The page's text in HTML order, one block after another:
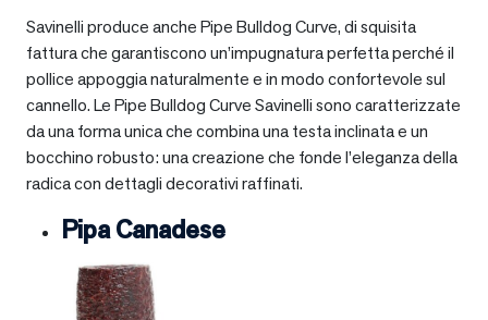
Savinelli produce anche Pipe Bulldog Curve, di squisita
fattura che garantiscono un’impugnatura perfetta perché il
pollice appoggia naturalmente e in modo confortevole sul
cannello. Le Pipe Bulldog Curve Savinelli sono caratterizzate
da una forma unica che combina una testa inclinata e un
bocchino robusto: una creazione che fonde l’eleganza della
radica con dettagli decorativi raffinati.
Pipa Canadese